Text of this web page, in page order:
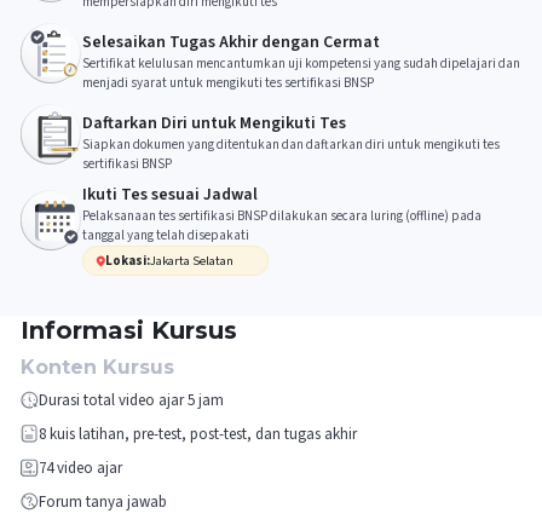
Selesaikan Tugas Akhir dengan Cermat
Sertifikat kelulusan mencantumkan uji kompetensi yang sudah dipelajari dan
menjadi syarat untuk mengikuti tes sertifikasi BNSP
Daftarkan Diri untuk Mengikuti Tes
Siapkan dokumen yang ditentukan dan daftarkan diri untuk mengikuti tes
sertifikasi BNSP
Ikuti Tes sesuai Jadwal
Pelaksanaan tes sertifikasi BNSP dilakukan secara luring (offline) pada
tanggal yang telah disepakati
Lokasi:Jakarta Selatan
Informasi Kursus
Konten Kursus
Durasi total video ajar 5 jam
8kuis latihan, pre-test, post-test, dan tugas akhir
74video ajar
Forum tanya jawab